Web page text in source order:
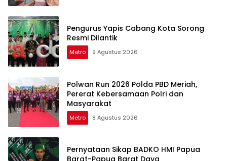
Pengurus Yapis Cabang Kota Sorong
Resmi Dilantik
Metro 9 Agustus 2026
Polwan Run 2026 Polda PBD Meriah,
Pererat Kebersamaan Polri dan
Masyarakat
Metro 8 Agustus 2026
Pernyataan Sikap BADKO HMI Papua